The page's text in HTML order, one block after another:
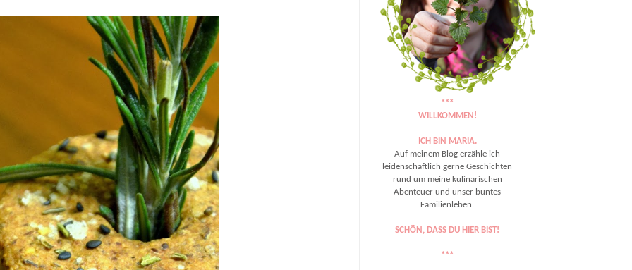
***
WILLKOMMEN!
ICH BIN MARIA.
Auf meinem Blog erzähle ich
leidenschaftlich gerne Geschichten
rund um meine kulinarischen
Abenteuer und unser buntes
Familienleben.
SCHÖN, DASS DU HIER BIST!
***